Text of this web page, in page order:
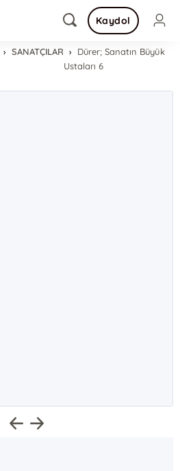
Kaydol
SANATÇILAR
Dürer; Sanatın Büyük
Ustaları 6